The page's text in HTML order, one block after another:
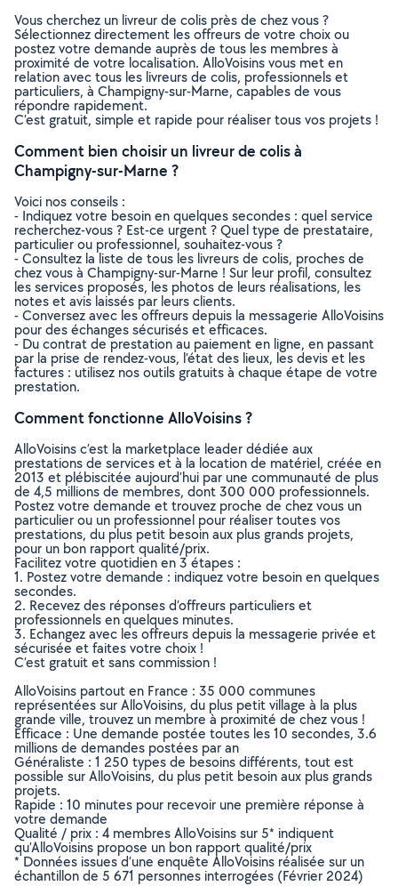
Vous cherchez un livreur de colis près de chez vous ?
Sélectionnez directement les offreurs de votre choix ou
postez votre demande auprès de tous les membres à
proximité de votre localisation. AlloVoisins vous met en
relation avec tous les livreurs de colis, professionnels et
particuliers, à Champigny-sur-Marne, capables de vous
répondre rapidement.
C’est gratuit, simple et rapide pour réaliser tous vos projets !
Comment bien choisir un livreur de colis à
Champigny-sur-Marne ?
Voici nos conseils :
- Indiquez votre besoin en quelques secondes : quel service
recherchez-vous ? Est-ce urgent ? Quel type de prestataire,
particulier ou professionnel, souhaitez-vous ?
- Consultez la liste de tous les livreurs de colis, proches de
chez vous à Champigny-sur-Marne ! Sur leur profil, consultez
les services proposés, les photos de leurs réalisations, les
notes et avis laissés par leurs clients.
- Conversez avec les offreurs depuis la messagerie AlloVoisins
pour des échanges sécurisés et efficaces.
- Du contrat de prestation au paiement en ligne, en passant
par la prise de rendez-vous, l’état des lieux, les devis et les
factures : utilisez nos outils gratuits à chaque étape de votre
prestation.
Comment fonctionne AlloVoisins ?
AlloVoisins c’est la marketplace leader dédiée aux
prestations de services et à la location de matériel, créée en
2013 et plébiscitée aujourd’hui par une communauté de plus
de 4,5 millions de membres, dont 300 000 professionnels.
Postez votre demande et trouvez proche de chez vous un
particulier ou un professionnel pour réaliser toutes vos
prestations, du plus petit besoin aux plus grands projets,
pour un bon rapport qualité/prix.
Facilitez votre quotidien en 3 étapes :
1. Postez votre demande : indiquez votre besoin en quelques
secondes.
2. Recevez des réponses d’offreurs particuliers et
professionnels en quelques minutes.
3. Echangez avec les offreurs depuis la messagerie privée et
sécurisée et faites votre choix !
C’est gratuit et sans commission !
AlloVoisins partout en France : 35 000 communes
représentées sur AlloVoisins, du plus petit village à la plus
grande ville, trouvez un membre à proximité de chez vous !
Efficace : Une demande postée toutes les 10 secondes, 3.6
millions de demandes postées par an
Généraliste : 1 250 types de besoins différents, tout est
possible sur AlloVoisins, du plus petit besoin aux plus grands
projets.
Rapide : 10 minutes pour recevoir une première réponse à
votre demande
Qualité / prix : 4 membres AlloVoisins sur 5* indiquent
qu’AlloVoisins propose un bon rapport qualité/prix
* Données issues d’une enquête AlloVoisins réalisée sur un
échantillon de 5 671 personnes interrogées (Février 2024)